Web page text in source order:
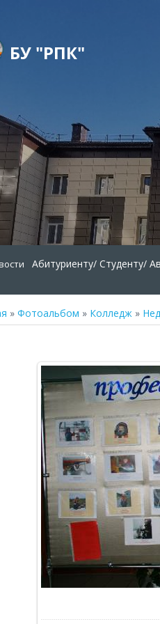
БУ "РПК"
Абитуриенту/ Студенту/
» Фотоальбом » Колледж »